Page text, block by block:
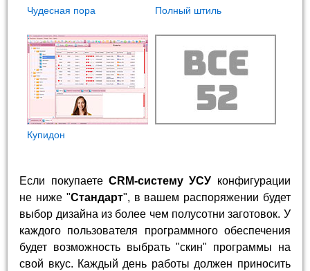
Чудесная пора Полный штиль
Купидон
Если покупаете CRM-систему УСУ конфигурации
не ниже "Стандарт", в вашем распоряжении будет
выбор дизайна из более чем полусотни заготовок. У
каждого пользователя программного обеспечения
будет возможность выбрать "скин" программы на
свой вкус. Каждый день работы должен приносить